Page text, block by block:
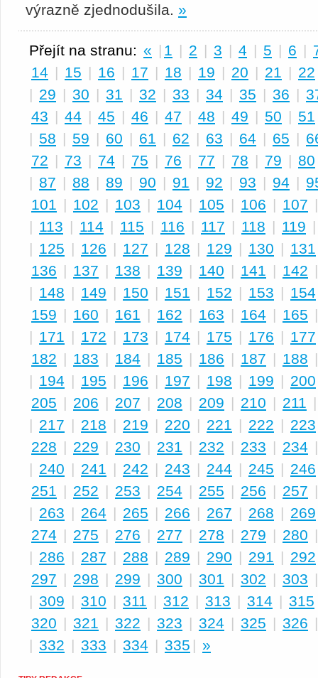
výrazně zjednodušila. »
Přejít na stranu: « | 1 | 2 | 3 | 4 | 5 | 6 |
14 | 15 | 16 | 17 | 18 | 19 | 20 | 21 | 22
| 29 | 30 | 31 | 32 | 33 | 34 | 35 | 36 |
43 | 44 | 45 | 46 | 47 | 48 | 49 | 50 | 51
| 58 | 59 | 60 | 61 | 62 | 63 | 64 | 65 |
72 | 73 | 74 | 75 | 76 | 77 | 78 | 79 | 80
| 87 | 88 | 89 | 90 | 91 | 92 | 93 | 94 |
101 | 102 | 103 | 104 | 105 | 106 | 107
| 113 | 114 | 115 | 116 | 117 | 118 | 119
| 125 | 126 | 127 | 128 | 129 | 130 | 131
136 | 137 | 138 | 139 | 140 | 141 | 142
| 148 | 149 | 150 | 151 | 152 | 153 | 154
159 | 160 | 161 | 162 | 163 | 164 | 165
| 171 | 172 | 173 | 174 | 175 | 176 | 177
182 | 183 | 184 | 185 | 186 | 187 | 188
| 194 | 195 | 196 | 197 | 198 | 199 | 200
205 | 206 | 207 | 208 | 209 | 210 | 211
| 217 | 218 | 219 | 220 | 221 | 222 | 223
228 | 229 | 230 | 231 | 232 | 233 | 234
| 240 | 241 | 242 | 243 | 244 | 245 | 246
251 | 252 | 253 | 254 | 255 | 256 | 257
| 263 | 264 | 265 | 266 | 267 | 268 | 269
274 | 275 | 276 | 277 | 278 | 279 | 280
| 286 | 287 | 288 | 289 | 290 | 291 | 292
297 | 298 | 299 | 300 | 301 | 302 | 303
| 309 | 310 | 311 | 312 | 313 | 314 | 315
320 | 321 | 322 | 323 | 324 | 325 | 326
| 332 | 333 | 334 | 335 | »